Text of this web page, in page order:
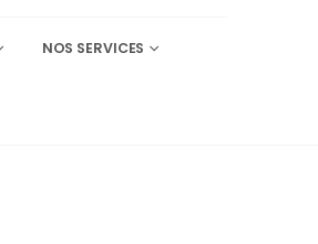
NOS SERVICES